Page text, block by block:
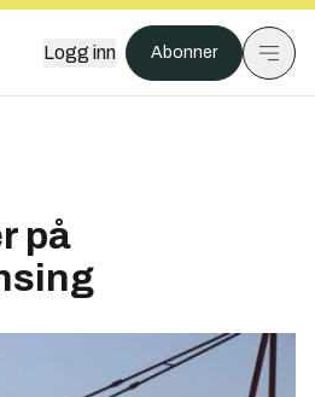
Logg inn Abonner
på